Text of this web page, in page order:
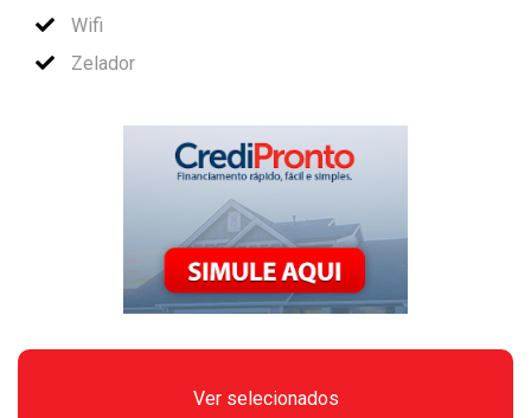
Wifi
Zelador
Ver selecionados